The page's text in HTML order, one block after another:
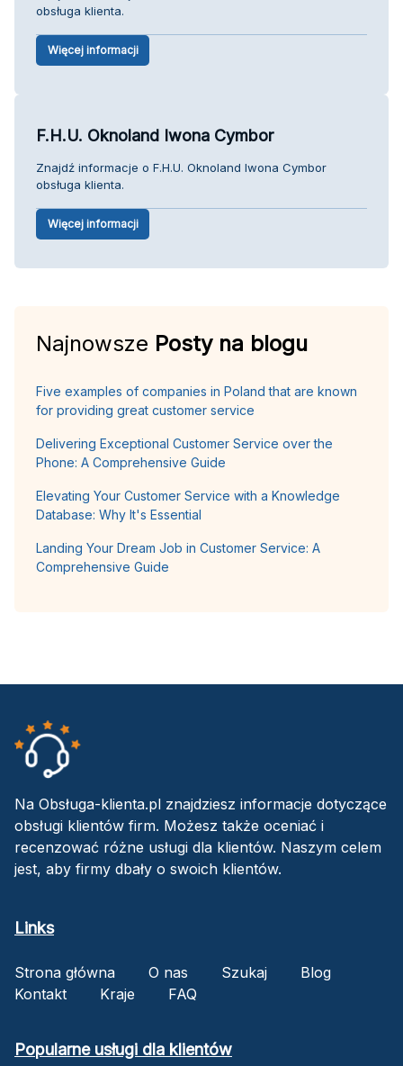
obsługa klienta.
Więcej informacji
F.H.U. Oknoland Iwona Cymbor
Znajdź informacje o F.H.U. Oknoland Iwona Cymbor
obsługa klienta.
Więcej informacji
Najnowsze Posty na blogu
Five examples of companies in Poland that are known
for providing great customer service
Delivering Exceptional Customer Service over the
Phone: A Comprehensive Guide
Elevating Your Customer Service with a Knowledge
Database: Why It's Essential
Landing Your Dream Job in Customer Service: A
Comprehensive Guide
Na Obsługa-klienta.pl znajdziesz informacje dotyczące
obsługi klientów firm. Możesz także oceniać i
recenzować różne usługi dla klientów. Naszym celem
jest, aby firmy dbały o swoich klientów.
Links
Strona główna O nas Szukaj
Blog
Kontakt
Kraje FAQ
Popularne usługi dla klientów